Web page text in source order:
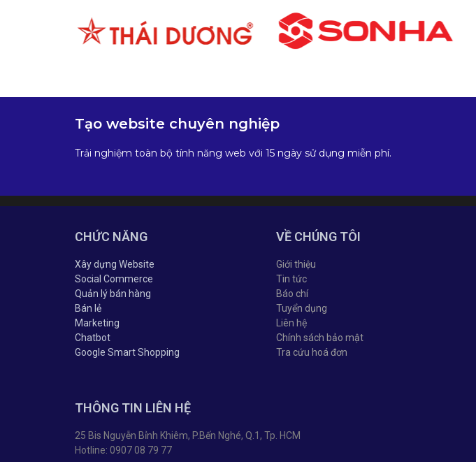
Tạo website chuyên nghiệp
Trải nghiệm toàn bộ tính năng web với 15 ngày sử dụng miễn phí.
CHỨC NĂNG
Xây dựng Website
Social Commerce
Quản lý bán hàng
Bán lẻ
Marketing
Chatbot
Google Smart Shopping
VỀ CHÚNG TÔI
Giới thiệu
Tin tức
Báo chí
Tuyển dụng
Liên hệ
Chính sách bảo mật
Tra cứu hoá đơn
THÔNG TIN LIÊN HỆ
25 Bis Nguyễn Bỉnh Khiêm, P.Bến Nghé, Q.1, Tp. HCM
Hotline: 0907 08 79 77